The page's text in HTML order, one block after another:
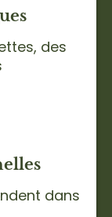
des
dans